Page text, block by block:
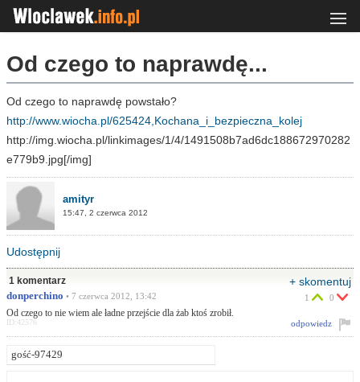
Od czego to naprawdę...
Od czego to naprawdę powstało?
http://www.wiocha.pl/625424,Kochana_i_bezpieczna_kolej
http://img.wiocha.pl/linkimages/1/4/1491508b7ad6dc188672970282
e779b9.jpg[/img]
amityr
15:47, 2 czerwca 2012
Udostępnij
1 komentarz + skomentuj
donperchino • 7 czerwca 2012, 13:42
Od czego to nie wiem ale ładne przejście dla żab ktoś zrobił.
1 0
odpowiedz
ID:42576